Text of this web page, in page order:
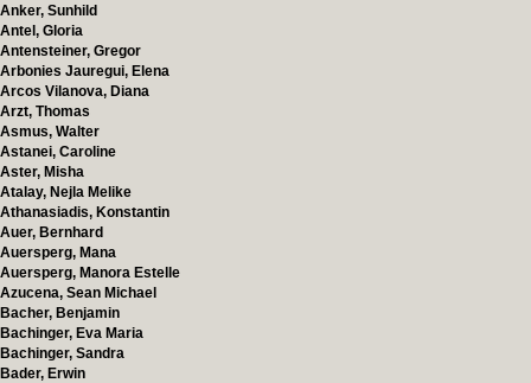
Anker, Sunhild
Antel, Gloria
Antensteiner, Gregor
Arbonies Jauregui, Elena
Arcos Vilanova, Diana
Arzt, Thomas
Asmus, Walter
Astanei, Caroline
Aster, Misha
Atalay, Nejla Melike
Athanasiadis, Konstantin
Auer, Bernhard
Auersperg, Mana
Auersperg, Manora Estelle
Azucena, Sean Michael
Bacher, Benjamin
Bachinger, Eva Maria
Bachinger, Sandra
Bader, Erwin